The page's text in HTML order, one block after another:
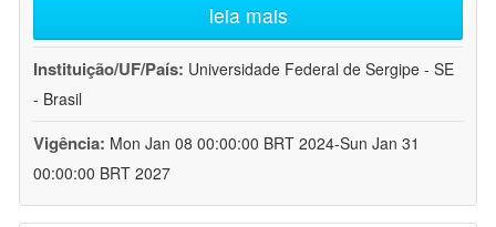
leia mais
Instituição/UF/País: Universidade Federal de Sergipe - SE
- Brasil
Vigência: Mon Jan 08 00:00:00 BRT 2024-Sun Jan 31
00:00:00 BRT 2027